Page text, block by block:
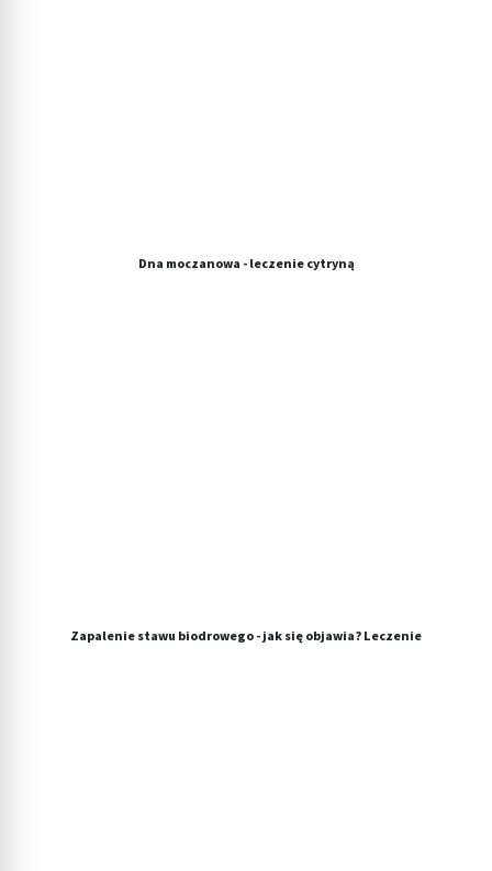
Dna moczanowa - leczenie cytryną
Zapalenie stawu biodrowego - jak się objawia? Leczenie